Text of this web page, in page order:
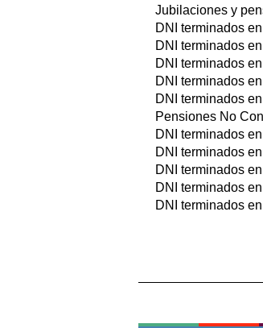
Jubilaciones y
DNI terminados
DNI terminados
DNI terminados
DNI terminados
DNI terminados
Pensiones No
DNI terminados
DNI terminados
DNI terminados
DNI terminados
DNI terminados